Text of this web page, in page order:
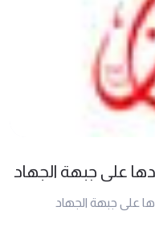
على جبهة الجهاد
على جبهة الجهاد